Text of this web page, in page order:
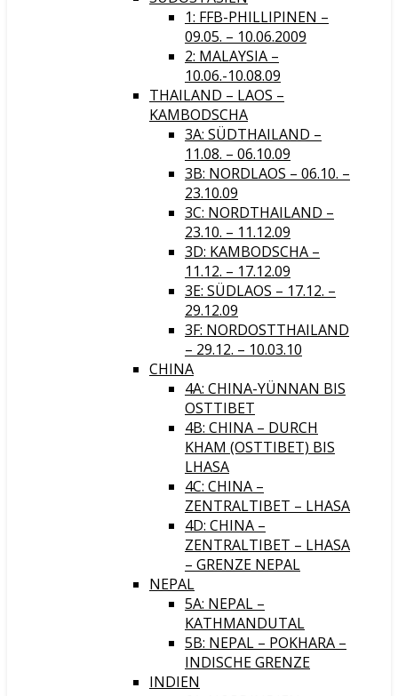
1: FFB-PHILLIPINEN –
09.05. – 10.06.2009
2: MALAYSIA –
10.06.-10.08.09
THAILAND – LAOS –
KAMBODSCHA
3A: SÜDTHAILAND –
11.08. – 06.10.09
3B: NORDLAOS – 06.10. –
23.10.09
3C: NORDTHAILAND –
23.10. – 11.12.09
3D: KAMBODSCHA –
11.12. – 17.12.09
3E: SÜDLAOS – 17.12. –
29.12.09
3F: NORDOSTTHAILAND
– 29.12. – 10.03.10
CHINA
4A: CHINA-YÜNNAN BIS
OSTTIBET
4B: CHINA – DURCH
KHAM (OSTTIBET) BIS
LHASA
4C: CHINA –
ZENTRALTIBET – LHASA
4D: CHINA –
ZENTRALTIBET – LHASA
– GRENZE NEPAL
NEPAL
5A: NEPAL –
KATHMANDUTAL
5B: NEPAL – POKHARA –
INDISCHE GRENZE
INDIEN